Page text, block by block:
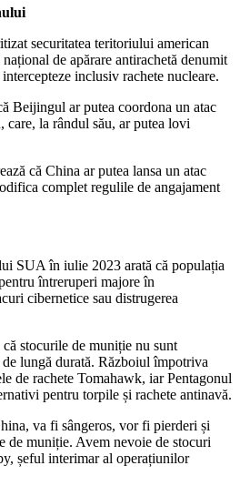
securitatea teritoriului american
de apărare antirachetă denumit
inclusiv rachete nucleare.
Beijingul ar putea coordona un atac
care, la rândul său, ar putea lovi
că China ar putea lansa un atac
complet regulile de angajament
SUA în iulie 2023 arată că populația
întreruperi majore în
cibernetice sau distrugerea
stocurile de muniție nu sunt
lungă durată. Războiul împotriva
de rachete Tomahawk, iar Pentagonul
pentru torpile și rachete antinavă.
va fi sângeros, vor fi pierderi și
de muniție. Avem nevoie de stocuri
șeful interimar al operațiunilor